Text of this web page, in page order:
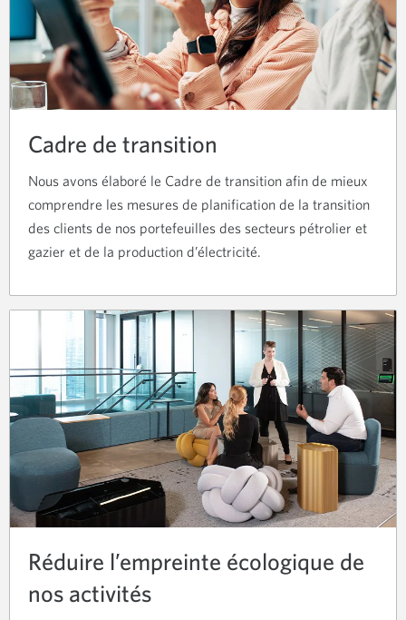
Cadre de transition
Nous avons élaboré le Cadre de transition afin de mieux
comprendre les mesures de planification de la transition
des clients de nos portefeuilles des secteurs pétrolier et
gazier et de la production d’électricité.
Réduire l’empreinte écologique de
nos activités